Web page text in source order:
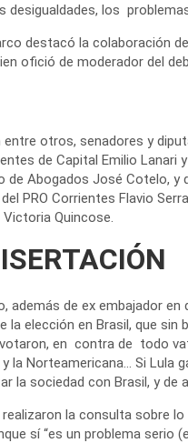
desigualdades, los
destacó la colaboración
ofició de moderador del
otros, senadores y
de Capital Emilio Lanari
de Abogados José Cotelo, y
PRO Corrientes Flavio
Quincose.
además de ex embajador en
la elección en Brasil, que sin
en contra de todo
y la Norteamericana… Si Lula
la sociedad con Brasil, y de
la consulta sobre
sí “es un problema serio